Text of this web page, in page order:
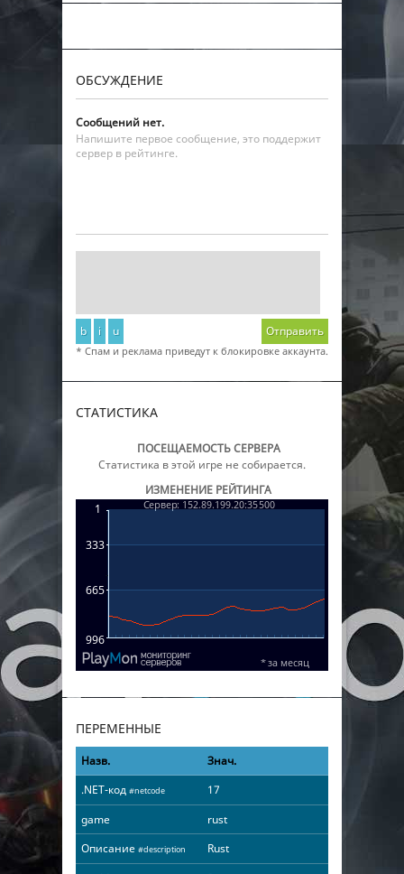
ОБСУЖДЕНИЕ
Сообщений нет.
Напишите первое сообщение, это поддержит
сервер в рейтинге.
b i u Отправить
* Спам и реклама приведут к блокировке аккаунта.
СТАТИСТИКА
ПОСЕЩАЕМОСТЬ СЕРВЕРА
Статистика в этой игре не собирается.
ИЗМЕНЕНИЕ РЕЙТИНГА
ПЕРЕМЕННЫЕ
Назв.
Знач.
.NET-код #netcode
17
game
rust
Описание #description
Rust